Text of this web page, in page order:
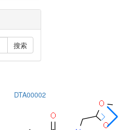
搜索
DTA00002